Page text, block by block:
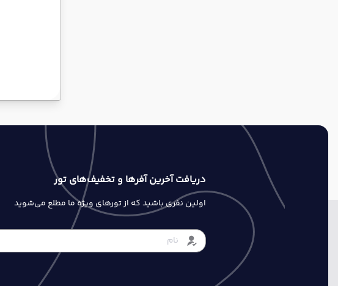
دریافت آخرین آفرها و تخفیف‌های تور
اولین نفری باشید که از تورهای ویژه ما مطلع می‌شوید